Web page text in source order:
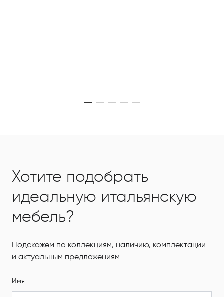
Хотите подобрать
идеальную итальянскую
мебель?
Подскажем по коллекциям, наличию, комплектации
и актуальным предложениям
Имя